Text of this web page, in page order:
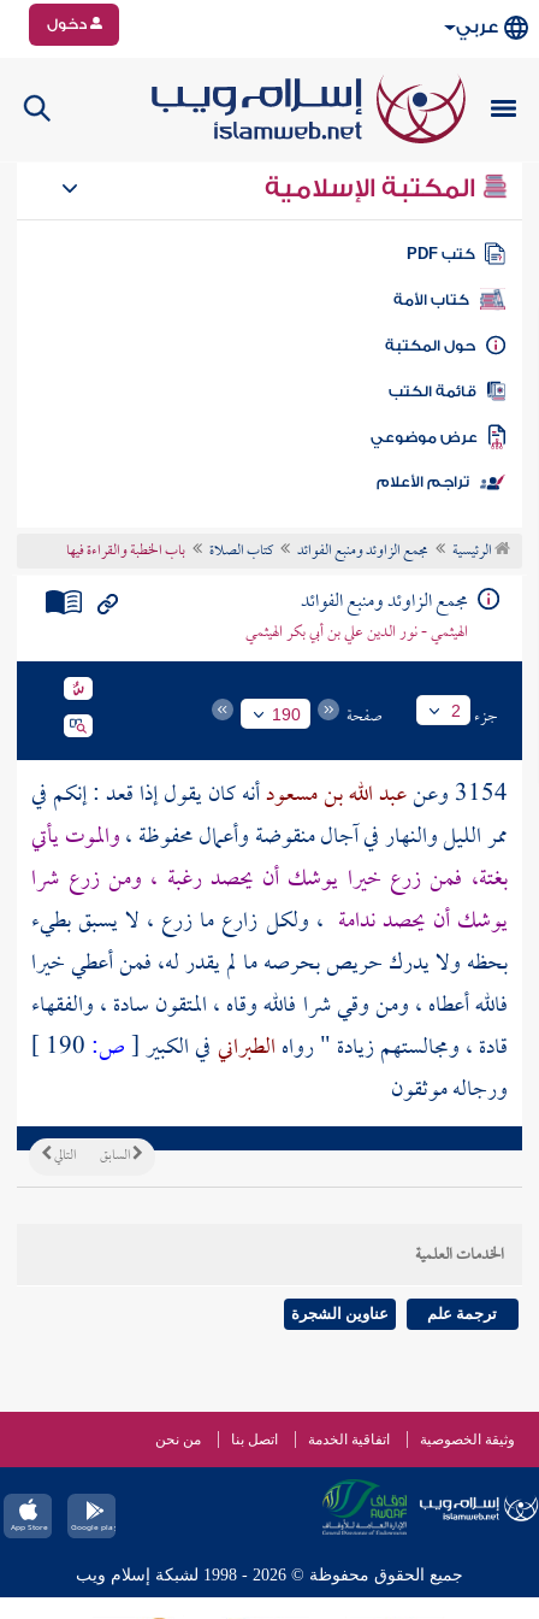
عربي دخول
المكتبة الإسلامية
كتب PDF
كتاب الأمة
المكتبة
الكتب
موضوعي
تراجم الأعلام
الرئيسية مجمع الزاوئد ومنبع الفوائد كتاب الصلاة باب الخطبة والقراءة فيها
مجمع الزاوئد ومنبع الفوائد
الهيثمي - نور الدين علي بن أبي بكر الهيثمي
جزء 2 صفحة 190
3154 وعن عبد الله بن مسعودأنه كان يقول إذا قعد : إنكم في
ممر الليل والنهار في آجال منقوضة وأعمال محفوظة ،والموت يأتي
بغتة، فمن زرع خيرا يوشك أن يحصد رغبة ، ومن زرع شرا
يوشك أن يحصد ندامة ، ولكل زارع ما زرع ، لا يسبق بطيء
بحظه ولا يدرك حريص بحرصه ما لم يقدر له، فمن أعطي خيرا
فالله أعطاه ، ومن وقي شرا فالله وقاه ، المتقون سادة ، والفقهاء
قادة ، ومجالستهم زيادة " رواهالطبرانيفي الكبير[ص:
ورجاله موثقون
التالي السابق
الخدمات العلمية
ترجمة علم عناوين الشجرة
وثيقة الخصوصية اتفاقية الخدمة اتصل بنا من نحن
جميع الحقوق محفوظة © 2026 - 1998 لشبكة إسلام ويب